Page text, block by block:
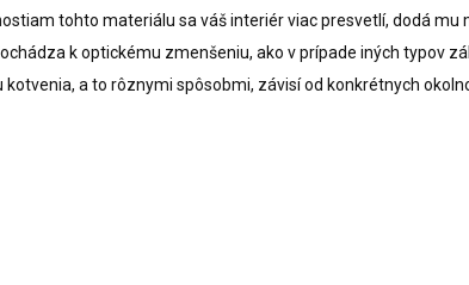
tohto materiálu sa váš interiér viac presvetlí, dodá mu
k optickému zmenšeniu, ako v prípade iných typov
a to rôznymi spôsobmi, závisí od konkrétnych